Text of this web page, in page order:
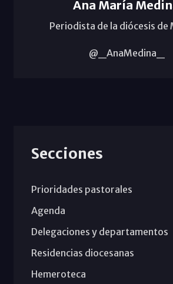
Ana María
Periodista de la diócesis de
@_AnaMedina_
Secciones
Prioridades pastorales
Agenda
Delegaciones y departamentos
Residencias diocesanas
Hemeroteca